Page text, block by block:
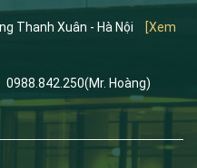
Thanh Xuân - Hà Nội
[Xem
0988.842.250(Mr. Hoàng)